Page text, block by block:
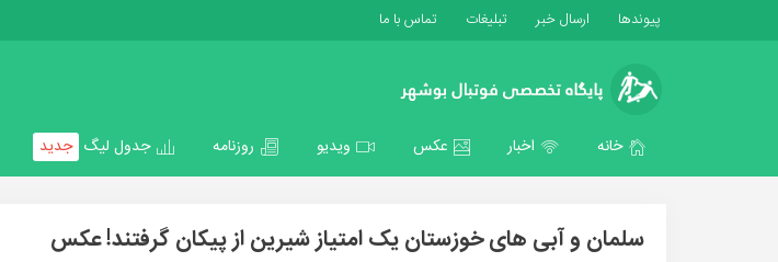
پیوندها ارسال خبر تبلیغات تماس با ما
خانه اخبار عکس ویدیو روزنامه جدول لیگ جدید
سلمان و آبی های خوزستان یک امتیاز شیرین از پیکان گرفتند! عکس